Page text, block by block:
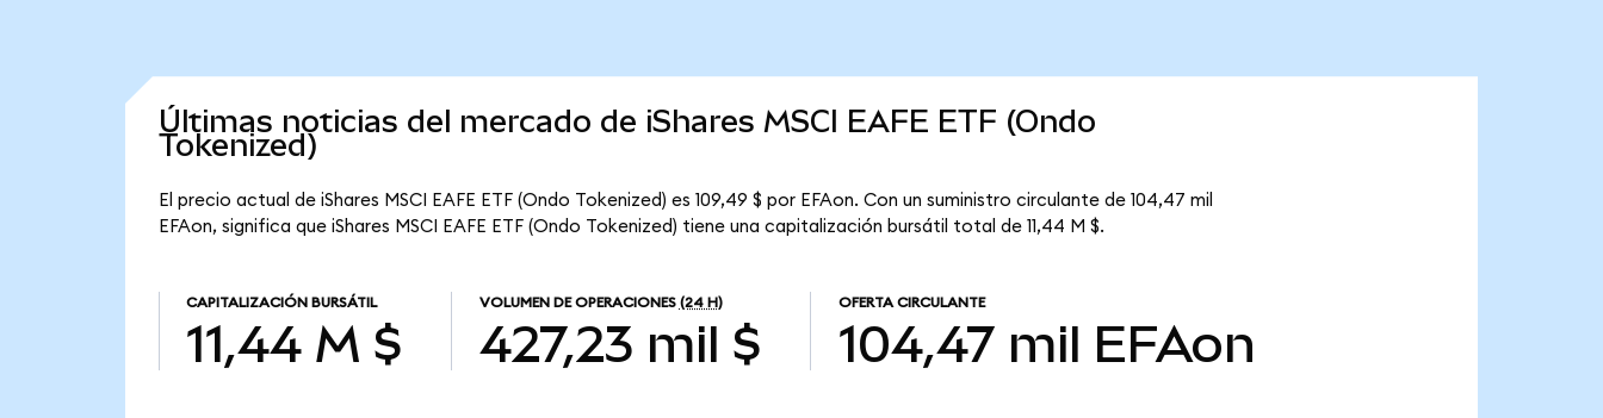
Últimas noticias del mercado de iShares MSCI EAFE ETF (Ondo
Tokenized)
El precio actual de iShares MSCI EAFE ETF (Ondo Tokenized) es 109,49 $ por EFAon. Con un suministro circulante de 104,47 mil
EFAon, significa que iShares MSCI EAFE ETF (Ondo Tokenized) tiene una capitalización bursátil total de 11,44 M $.
CAPITALIZACIÓN BURSÁTIL
11,44 M $
VOLUMEN DE OPERACIONES (24 H)
427,23 mil $
OFERTA CIRCULANTE
104,47 mil EFAon